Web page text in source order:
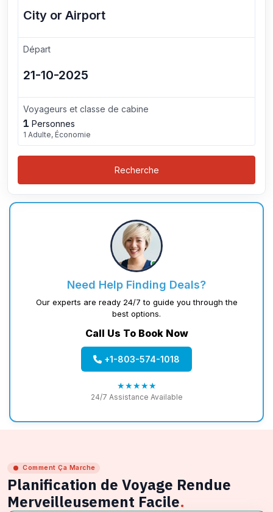
Départ
Voyageurs et classe de cabine
1 Personnes
1 Adulte, Économie
Recherche
Need Help Finding Deals?
Our experts are ready 24/7 to guide you through the
best options.
Call Us To Book Now
+1-803-574-1018
★★★★★
24/7 Assistance Available
Comment Ça Marche
Planification de Voyage Rendue
Merveilleusement Facile.